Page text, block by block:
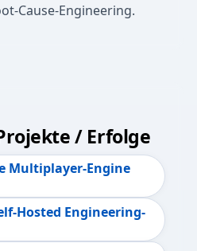
Cause-Engineering.
/ Erfolge
Multiplayer-Engine
Hosted Engineering-